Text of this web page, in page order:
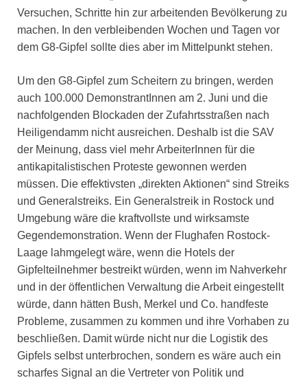
Versuchen, Schritte hin zur arbeitenden Bevölkerung zu
machen. In den verbleibenden Wochen und Tagen vor
dem G8-Gipfel sollte dies aber im Mittelpunkt stehen.
Um den G8-Gipfel zum Scheitern zu bringen, werden
auch 100.000 DemonstrantInnen am 2. Juni und die
nachfolgenden Blockaden der Zufahrtsstraßen nach
Heiligendamm nicht ausreichen. Deshalb ist die SAV
der Meinung, dass viel mehr ArbeiterInnen für die
antikapitalistischen Proteste gewonnen werden
müssen. Die effektivsten „direkten Aktionen“ sind Streiks
und Generalstreiks. Ein Generalstreik in Rostock und
Umgebung wäre die kraftvollste und wirksamste
Gegendemonstration. Wenn der Flughafen Rostock-
Laage lahmgelegt wäre, wenn die Hotels der
Gipfelteilnehmer bestreikt würden, wenn im Nahverkehr
und in der öffentlichen Verwaltung die Arbeit eingestellt
würde, dann hätten Bush, Merkel und Co. handfeste
Probleme, zusammen zu kommen und ihre Vorhaben zu
beschließen. Damit würde nicht nur die Logistik des
Gipfels selbst unterbrochen, sondern es wäre auch ein
scharfes Signal an die Vertreter von Politik und